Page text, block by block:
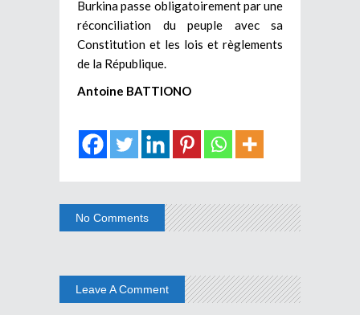
Burkina passe obligatoirement par une
réconciliation du peuple avec sa
Constitution et les lois et règlements
de la République.
Antoine BATTIONO
No Comments
Leave A Comment